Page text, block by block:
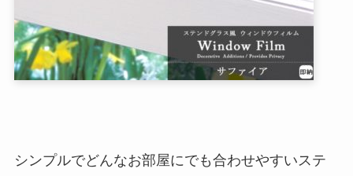
シンプルでどんなお部屋にでも合わせやすいステ